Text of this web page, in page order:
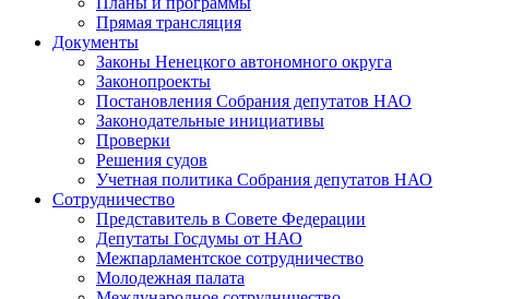
Прямая трансляция
Документы
Законы Ненецкого автономного округа
Законопроекты
Постановления Собрания депутатов НАО
Законодательные инициативы
Проверки
Решения судов
Учетная политика Собрания депутатов НАО
Сотрудничество
Представитель в Совете Федерации
Депутаты Госдумы от НАО
Межпарламентское сотрудничество
Молодежная палата